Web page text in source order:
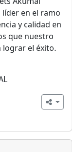
líder en el ramo
y calidad en
que nuestro
lograr el éxito.